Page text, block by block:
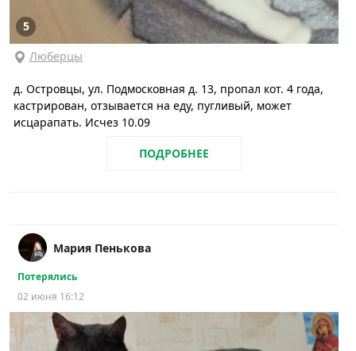
5
Люберцы
д. Островцы, ул. Подмосковная д. 13, пропал кот. 4 года,
кастрирован, отзывается на еду, пугливый, может
исцарапать. Исчез 10.09
ПОДРОБНЕЕ
Мария Пенькова
Потерялись
02 июня 16:12